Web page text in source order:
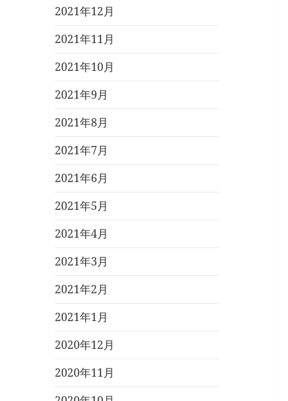
2021年12月
2021年11月
2021年10月
2021年9月
2021年8月
2021年7月
2021年6月
2021年5月
2021年4月
2021年3月
2021年2月
2021年1月
2020年12月
2020年11月